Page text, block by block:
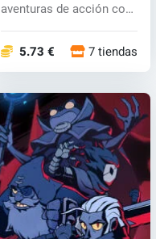
aventuras de acción con
5.73 € 7 tiendas